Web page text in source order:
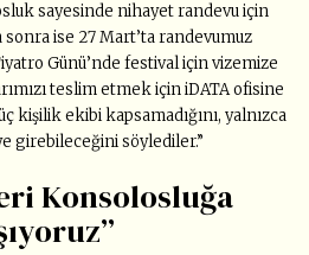
sayesinde nihayet randevu için
sonra ise 27 Mart’ta randevumuz
Günü’nde festival için vizemize
teslim etmek için iDATA ofisine
kişilik ekibi kapsamadığını, yalnızca
girebileceğini söylediler.”
Konsolosluğa